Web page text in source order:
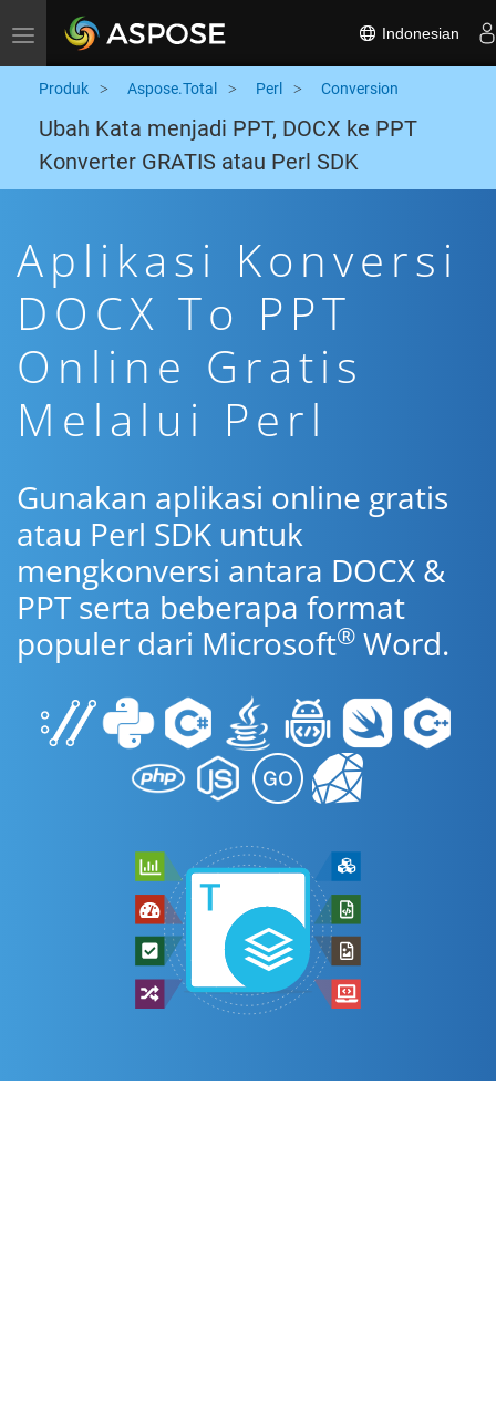
Toggle navigation Indonesian
Produk Aspose.Total Perl Conversion
Ubah Kata menjadi PPT, DOCX ke PPT
Konverter GRATIS atau Perl SDK
Aplikasi Konversi
DOCX To PPT
Online Gratis
Melalui Perl
Gunakan aplikasi online gratis
atau Perl SDK untuk
mengkonversi antara DOCX &
PPT serta beberapa format
populer dari Microsoft® Word.